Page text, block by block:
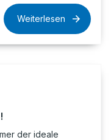
Weiterlesen
der ideale